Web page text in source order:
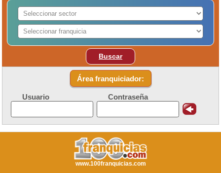
Buscar
Área franquiciador:
Usuario Contraseña
www.100franquicias.com